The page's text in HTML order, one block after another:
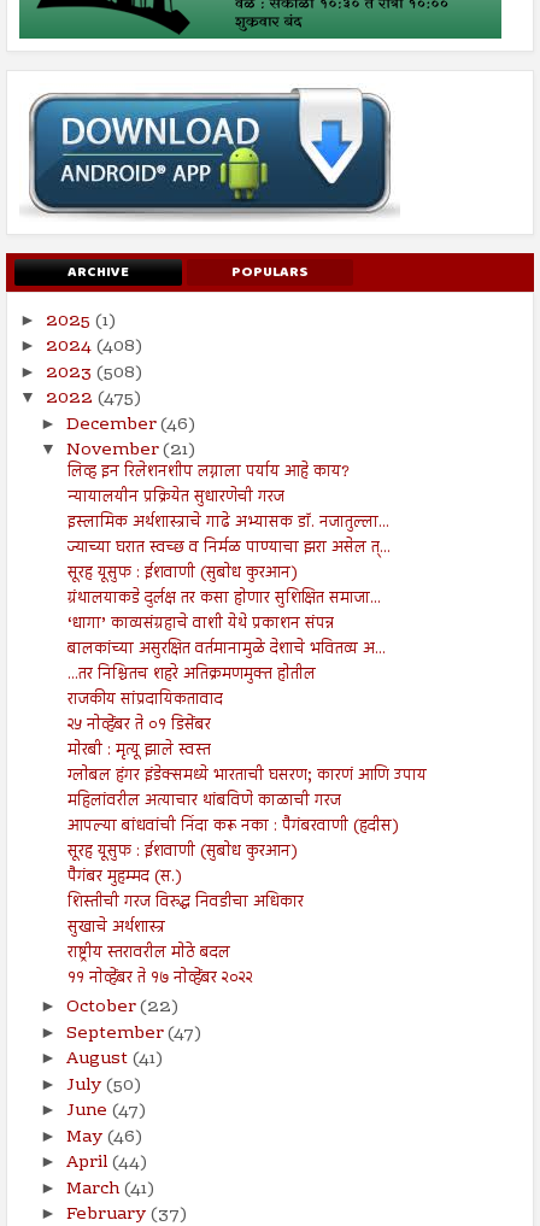
ARCHIVE POPULARS
► 2025 (1)
► 2024(408)
► 2023 (508)
▼ 2022 (475)
► December(46)
▼ November(21)
लिव्ह इन रिलेशनशीप लग्नाला पर्याय आहे काय?
न्यायालयीन प्रक्रियेत सुधारणेची गरज
इस्लामिक अर्थशास्त्राचे गाढे अभ्यासक डॉ. नजातुल्ला...
ज्याच्या घरात स्वच्छ व निर्मळ पाण्याचा झरा असेल त्...
सूरह यूसुफ : ईशवाणी (सुबोध कुरआन)
ग्रंथालयाकडे दुर्लक्ष तर कसा होणार सुशिक्षित समाजा...
‘धागा’ काव्यसंग्रहाचे वाशी येथे प्रकाशन संपन्न
बालकांच्या असुरक्षित वर्तमानामुळे देशाचे भवितव्य अ...
...तर निश्चितच शहरे अतिक्रमणमुक्त होतील
राजकीय सांप्रदायिकतावाद
२५ नोव्हेंबर ते ०१ डिसेंबर
मोरबी : मृत्यू झाले स्वस्त
ग्लोबल हंगर इंडेक्समध्ये भारताची घसरण; कारणं आणि उपाय
महिलांवरील अत्याचार थांबविणे काळाची गरज
आपल्या बांधवांची निंदा करू नका : पैगंबरवाणी (हदीस)
सूरह यूसुफ : ईशवाणी (सुबोध कुरआन)
पैगंबर मुहम्मद (स.)
शिस्तीची गरज विरुद्ध निवडीचा अधिकार
सुखाचे अर्थशास्त्र
राष्ट्रीय स्तरावरील मोठे बदल
११ नोव्हेंबर ते १७ नोव्हेंबर २०२२
► October(22)
► September(47)
► August(41)
► July(50)
► June (47)
► May(46)
► April(44)
► March(41)
► February(37)